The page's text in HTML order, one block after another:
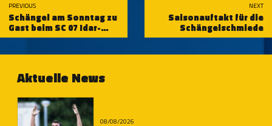
PREVIOUS
Schängel am Sonntag zu
Gast beim SC 07 Idar-
Oberstein
NEXT
Saisonauftakt für die
Schängelschmiede
Aktuelle News
08/08/2026